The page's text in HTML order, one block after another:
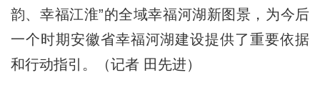
韵、幸福江淮”的全域幸福河湖新图景，为今后
一个时期安徽省幸福河湖建设提供了重要依据
和行动指引。（记者 田先进）